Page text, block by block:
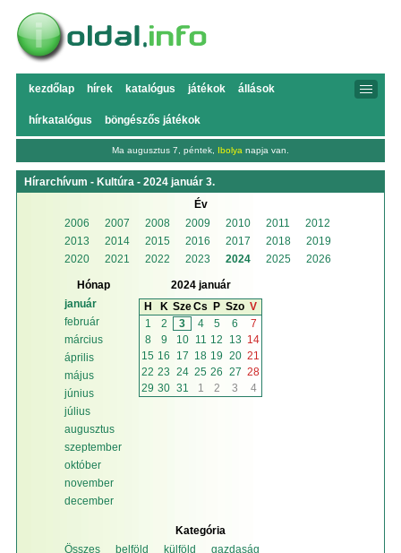
kezdőlap hírek katalógus játékok állások
hírkatalógus böngészős játékok
Ma augusztus 7, péntek, Ibolya napja van.
Hírarchívum - Kultúra - 2024 január 3.
Év
2006
2007 2008 2009 2010 2011
2012
2013
2014 2015 2016 2017 2018
2019
2020
2021 2022 2023 2024 2025 2026
Hónap
január
február
március
április
május
június
július
augusztus
szeptember
október
november
december
2024 január
H
K SzeCs P Szo V
1
2 3 4 5 6
7
8
9 10 11 12 13 14
15 16 17 18 19 20 21
22 23 24 25 26 27 28
29 30 31 1 2 3 4
Kategória
Összes
belföld külföld
gazdaság